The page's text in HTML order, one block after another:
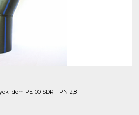
idom PE100 SDR11 PN12,8